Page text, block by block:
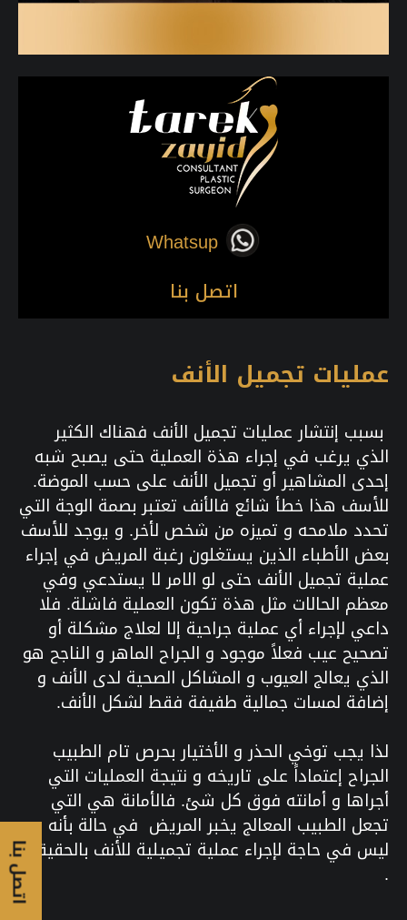
اتصل بنا
عمليات تجميل الأنف
بسبب إنتشار عمليات تجميل الأنف فهناك الكثير
الذي يرغب في إجراء هذة العملية حتى يصبح شبه
إحدى المشاهير أو تجميل الأنف على حسب الموضة.
للأسف هذا خطأ شائع فالأنف تعتبر بصمة الوجة التي
تحدد ملامحه و تميزه من شخص لأخر. و يوجد للأسف
بعض الأطباء الذين يستغلون رغبة المريض في إجراء
عملية تجميل الأنف حتى لو الامر لا يستدعي وفي
معظم الحالات مثل هذة تكون العملية فاشلة. فلا
داعي لإجراء أي عملية جراحية إلا لعلاج مشكلة أو
تصحيح عيب فعلاً موجود و الجراح الماهر و الناجح هو
الذي يعالج العيوب و المشاكل الصحية لدى الأنف و
إضافة لمسات جمالية طفيفة فقط لشكل الأنف.
لذا يجب توخي الحذر و الأختيار بحرص تام الطبيب
الجراح إعتماداً على تاريخه و نتيجة العمليات التي
أجراها و أمانته فوق كل شئ. فالأمانة هي التي
تجعل الطبيب المعالج يخبر المريض في حالة بأنه
ليس في حاجة لإجراء عملية تجميلية للأنف بالحقيقة
. اتصل بنا